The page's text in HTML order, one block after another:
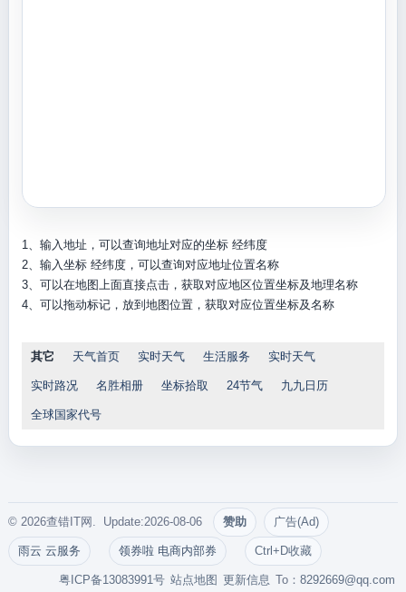
1、输入地址，可以查询地址对应的坐标 经纬度
2、输入坐标 经纬度，可以查询对应地址位置名称
3、可以在地图上面直接点击，获取对应地区位置坐标及地理名称
4、可以拖动标记，放到地图位置，获取对应位置坐标及名称
其它 天气首页 实时天气 生活服务 实时天气
实时路况 名胜相册 坐标拾取 24节气 九九日历
全球国家代号
© 2026查错IT网. Update:2026-08-06 赞助 广告(Ad)
雨云 云服务 领券啦 电商内部券 Ctrl+D收藏
To：8292669@qq.com
更新信息
站点地图
粤ICP备13083991号